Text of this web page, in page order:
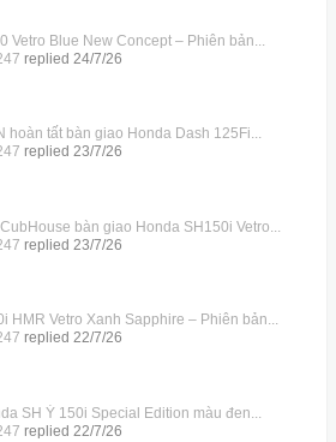
Vetro Blue New Concept – Phiên bản...
replied 24/7/26
hoàn tất bàn giao Honda Dash 125Fi...
replied 23/7/26
bàn giao Honda SH150i Vetro...
replied 23/7/26
HMR Vetro Xanh Sapphire – Phiên bản...
replied 22/7/26
SH Ý 150i Special Edition màu đen...
replied 22/7/26